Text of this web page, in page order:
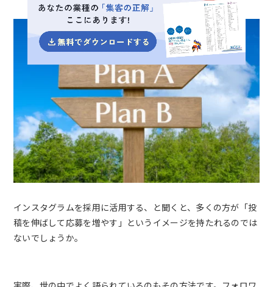
インスタグラムを採用に活用する、と聞くと、多くの方が「投
稿を伸ばして応募を増やす」というイメージを持たれるのでは
ないでしょうか。